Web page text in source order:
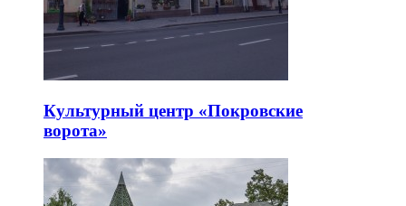
Культурный центр «Покровские
ворота»